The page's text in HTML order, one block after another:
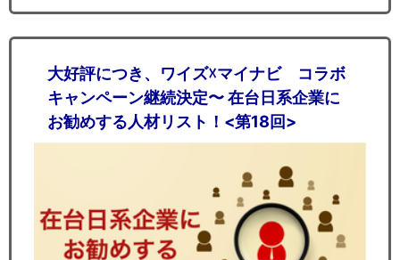
大好評につき、ワイズ☓マイナビ コラボ
キャンペーン継続決定〜 在台日系企業に
お勧めする人材リスト！<第18回>